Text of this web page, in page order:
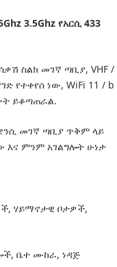
3.5Ghz የአርሲ 433
ስልክ መገኛ ጣቢያ, VHF /
የተቀየሰ ነው, WiFi 11 / b
ይቆጣጠራል.
መገኛ ጣቢያ ጥቅም ላይ
እና ምንም አገልግሎት ሁነታ
ሃይማኖታዊ ቦታዎች,
ቤተ ሙከራ, ነዳጅ